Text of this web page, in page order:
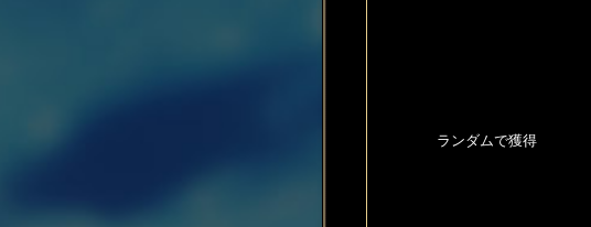
ランダムで獲得